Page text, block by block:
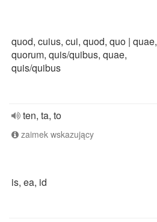
quod, cuius, cui, quod, quo | quae,
quorum, quis/quibus, quae,
quis/quibus
ten, ta, to
zaimek wskazujący
is, ea, id